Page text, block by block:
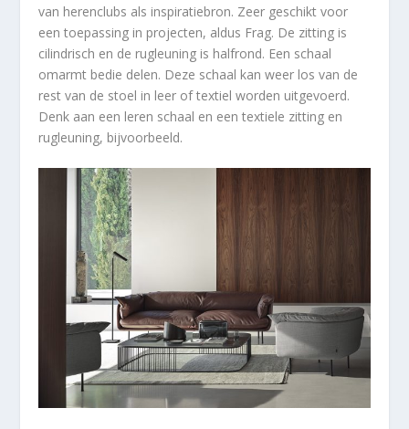
van herenclubs als inspiratiebron. Zeer geschikt voor
een toepassing in projecten, aldus Frag. De zitting is
cilindrisch en de rugleuning is halfrond. Een schaal
omarmt bedie delen. Deze schaal kan weer los van de
rest van de stoel in leer of textiel worden uitgevoerd.
Denk aan een leren schaal en een textiele zitting en
rugleuning, bijvoorbeeld.